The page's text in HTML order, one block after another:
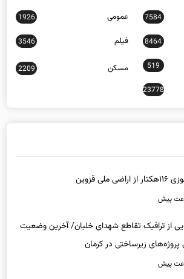
7584 عمومی 1926
8464 فیلم 3546
519 مسکن 2209
23778
ملی قزوین
از ترافیک تقاطع شهدای خلبان/ آخرین وضعیت
پروژه‌های زیرساختی در کرمان